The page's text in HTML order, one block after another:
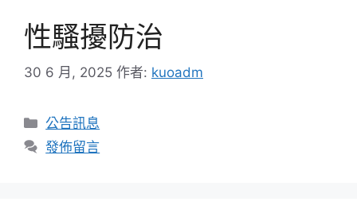
性騷擾防治
30 6 月, 2025 作者: kuoadm
分
類
公告訊息
發佈留言